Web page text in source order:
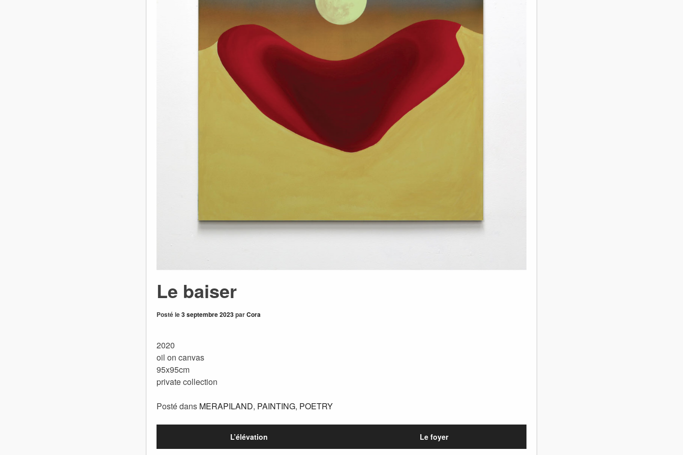
Le baiser
Posté le3 septembre 2023parCora
2020
oil on canvas
95x95cm
private collection
Posté dans MERAPILAND, PAINTING, POETRY
L’élévation Le foyer